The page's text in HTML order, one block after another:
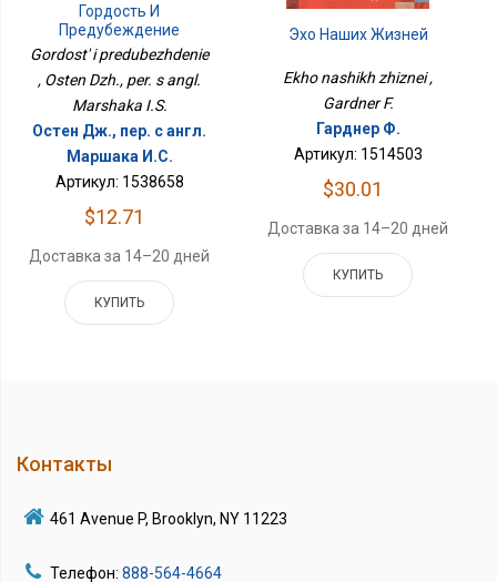
Гордость И
Предубеждение
Gordost' i predubezhdenie
, Osten Dzh., per. s angl.
Marshaka I.S.
Остен Дж., пер. с англ.
Маршака И.С.
Артикул: 1538658
$12.71
Доставка за 14–20 дней
КУПИТЬ
Эхо Наших Жизней
Ekho nashikh zhiznei ,
Gardner F.
Гарднер Ф.
Артикул: 1514503
$30.01
Доставка за 14–20 дней
КУПИТЬ
Контакты
461 Avenue P, Brooklyn, NY 11223
Телефон: 888-564-4664